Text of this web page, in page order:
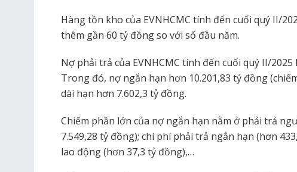
Hàng tồn kho của EVNHCMC tính đến cuối quý II/
thêm gần 60 tỷ đồng so với số đầu năm.
Nợ phải trả của EVNHCMC tính đến cuối quý II/2025
Trong đó, nợ ngắn hạn hơn 10.201,83 tỷ đồng
dài hạn hơn 7.602,3 tỷ đồng.
Chiếm phần lớn của nợ ngắn hạn nằm ở phải trả
7.549,28 tỷ đồng); chi phí phải trả ngắn hạn (hơn
lao động (hơn 37,3 tỷ đồng),…